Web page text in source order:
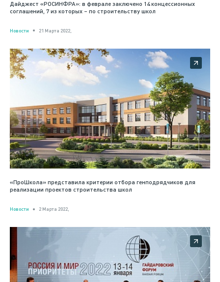
Дайджест «РОСИНФРА»: в феврале заключено 14 концессионных
соглашений, 7 из которых – по строительству школ
Новости 21 Марта 2022,
«ПроШкола» представила критерии отбора генподрядчиков для
реализации проектов строительства школ
Новости 2 Марта 2022,